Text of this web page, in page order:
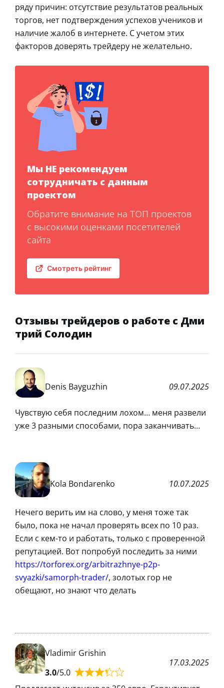
ряду причин: отсутствие результатов реальных
торгов, нет подтверждения успехов учеников и
наличие жалоб в интернете. С учетом этих
факторов доверять трейдеру не желательно.
Мы НЕ рекомендуем
сотрудничать с данным
проектом
Обратите внимание на ТОП проектов
с высокими оценками посетителей
сайта
Смотреть рейтинг
Отзывы трейдеров о работе с Дми
трий Солодин
Denis Bayguzhin 09.07.2025
Чувствую себя последним лохом… меня развели
уже 3 разными способами, пора заканчивать…
Kola Bondarenko 10.07.2025
Нечего верить им на слово, у меня тоже так
было, пока не начал проверять всех по 10 раз.
Если с кем-то и работать, только с проверенной
репутацией. Вот попробуй последить за ними
https://torforex.org/arbitrazhnye-p2p-
svyazki/samorph-trader/, золотых гор не
обещают, но знают что делать
Vladimir Grishin
3.0/5.0
17.03.2025